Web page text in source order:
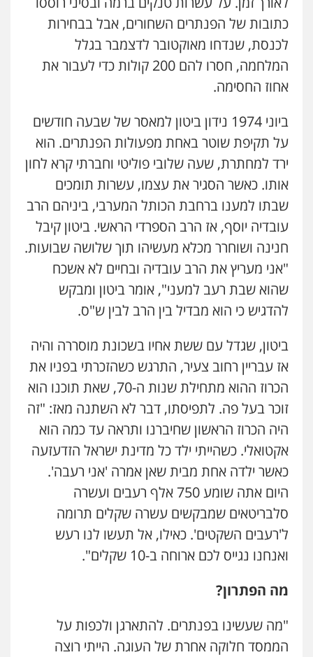
כתובות של הפנתרים השחורים, אבל בבחירות
לכנסת, שנדחו מאוקטובר לדצמבר בגלל
המלחמה, חסרו להם 200 קולות כדי לעבור את
אחוז החסימה.
ביוני 1974 נידון ביטון למאסר של שבעה חודשים
על תקיפת שוטר באחת מפעולות הפנתרים. הוא
ירד למחתרת, שעה שלובי פוליטי וחברתי קרא לחון
אותו. כאשר הסגיר את עצמו, עשרות תומכים
שבתו למענו ברחבת הכותל המערבי, ביניהם הרב
עובדיה יוסף, אז הרב הספרדי הראשי. ביטון קיבל
חנינה ושוחרר מכלא מעשיהו תוך שלושה שבועות.
"אני מעריץ את הרב עובדיה ובחיים לא אשכח
שהוא שבת רעב למעני", אומר ביטון ומבקש
להדגיש כי הוא מבדיל בין הרב לבין ש"ס.
ביטון, שגדל עם ששת אחיו בשכונת מוסררה והיה
אז עבריין רחוב צעיר, התרגש כשהזכרתי בפניו את
הכרוז ההוא מתחילת שנות ה-70, שאת תוכנו הוא
זוכר בעל פה. לתפיסתו, דבר לא השתנה מאז: "זה
היה הכרוז הראשון שחיברנו ותראה עד כמה הוא
אקטואלי. כשהייתי ילד כל מדינת ישראל הזדעזעה
כאשר ילדה אחת מבית שאן אמרה 'אני רעבה'.
היום אתה שומע 750 אלף רעבים ועשרה
סלבריטאים שמבקשים עשרה שקלים תרומה
ל'רעבים השקטים'. כאילו, אל תעשו לנו רעש
ואנחנו נגייס לכם ארוחה ב-10 שקלים".
מה הפתרון?
"מה שעשינו בפנתרים. להתארגן ולכפות על
הממסד חלוקה אחרת של העוגה. הייתי רוצה